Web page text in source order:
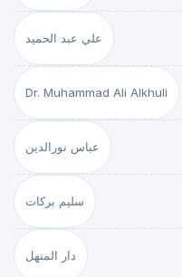
علي عبد الحميد
Dr. Muhammad Ali Alkhuli
عباس نورالدين
سليم بركات
دار المنهل